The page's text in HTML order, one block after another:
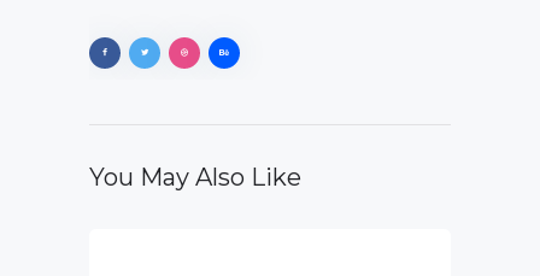
You May Also Like